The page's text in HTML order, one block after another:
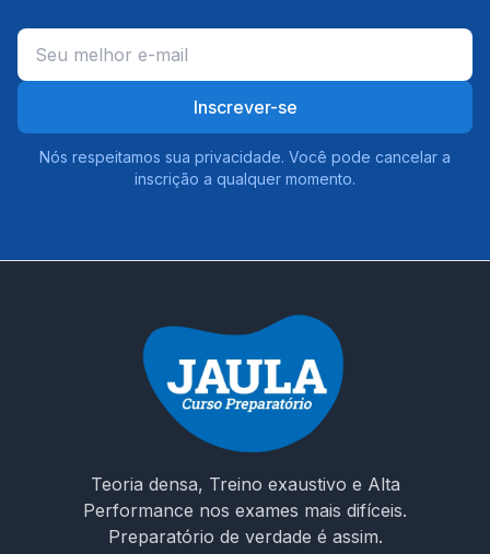
Inscrever-se
Nós respeitamos sua privacidade. Você pode cancelar a
inscrição a qualquer momento.
Teoria densa, Treino exaustivo e Alta
Performance nos exames mais difíceis.
Preparatório de verdade é assim.